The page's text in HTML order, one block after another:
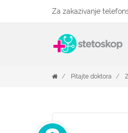
Za zakazivanje
Pitajte doktora